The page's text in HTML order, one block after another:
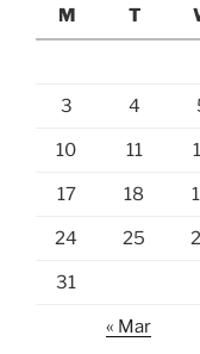
M
T
3 4
10 11
17 18
24 25
31
« Mar